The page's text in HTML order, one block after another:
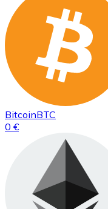
BitcoinBTC
0 €